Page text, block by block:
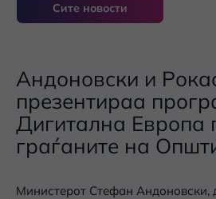
Сите новости
Андоновски и
презентираа
Дигитална Европа
граѓаните на
Министерот Стефан Андоновски,